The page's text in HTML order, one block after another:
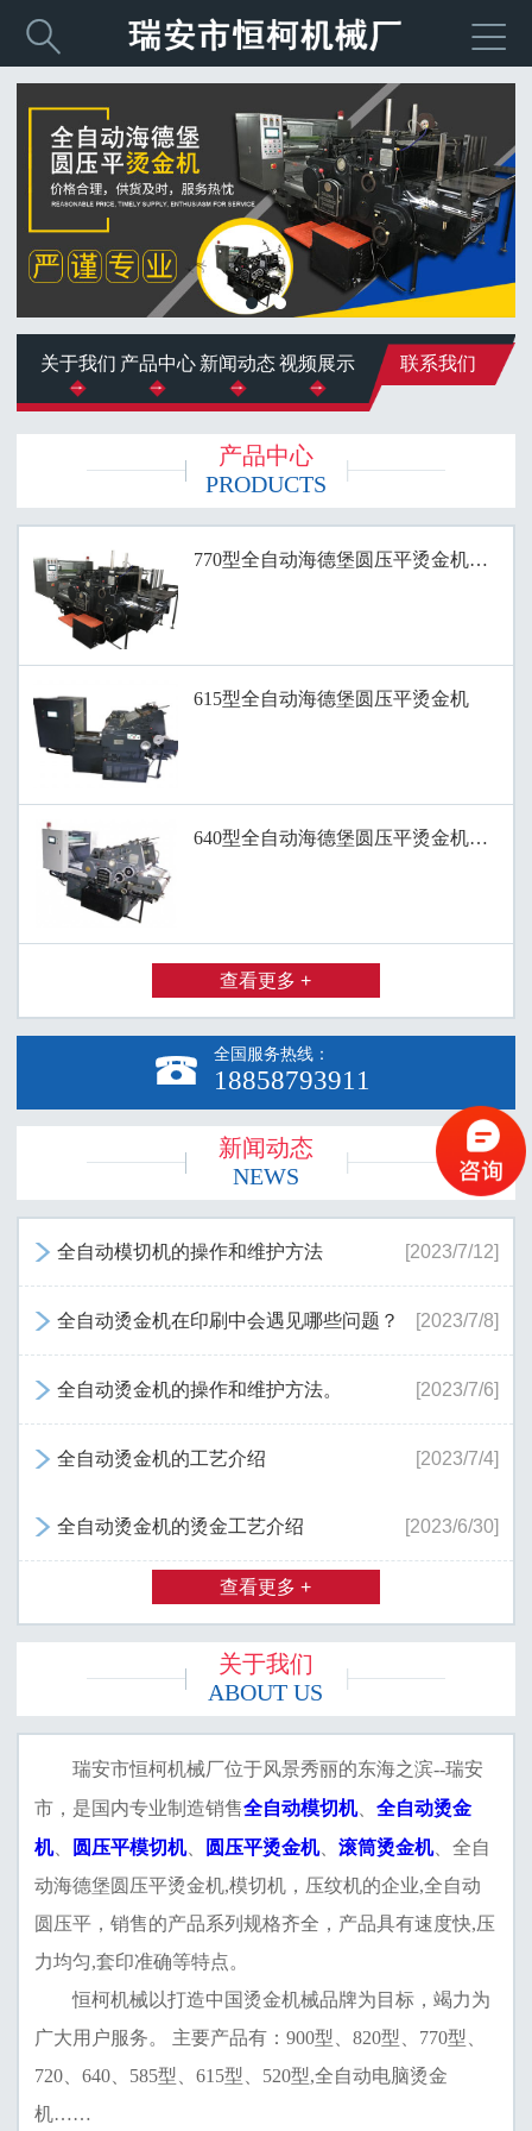


关于我们 产品中心 新闻动态视频展示 联系我们
产品中心
PRODUCTS
770型全自动海德堡圆压平烫金机、滚筒
615型全自动海德堡圆压平烫金机
640型全自动海德堡圆压平烫金机、全自
查看更多 +
 全国服务热线：
18858793911
新闻动态
NEWS
 [2023/7/12]
全自动模切机的操作和维护方法
 [2023/7/8]
全自动烫金机在印刷中会遇见哪些问题？
 [2023/7/6]
全自动烫金机的操作和维护方法。
 [2023/7/4]
全自动烫金机的工艺介绍
 [2023/6/30]
全自动烫金机的烫金工艺介绍
查看更多 +
关于我们
ABOUT US
瑞安市恒柯机械厂位于风景秀丽的东海之滨--瑞安
市，是国内专业制造销售全自动模切机、全自动烫金
机、 圆压平模切机、 圆压平烫金机、滚筒烫金机、全自
动海德堡圆压平烫金机,模切机，压纹机的企业,全自动
圆压平，销售的产品系列规格齐全，产品具有速度快,压
力均匀,套印准确等特点。
恒柯机械以打造中国烫金机械品牌为目标，竭力为
广大用户服务。 主要产品有：900型、820型、770型、
720、640、585型、615型、520型,全自动电脑烫金
机……